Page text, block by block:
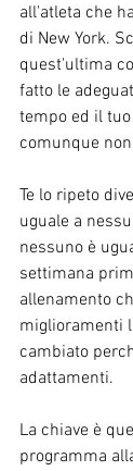
all'atleta che
di New York.
quest'ultima
fatto le
tempo ed il
comunque
Te lo ripeto
uguale a
nessuno è
settimana
allenamento
miglioramenti
cambiato
adattamenti.
La chiave è
programma